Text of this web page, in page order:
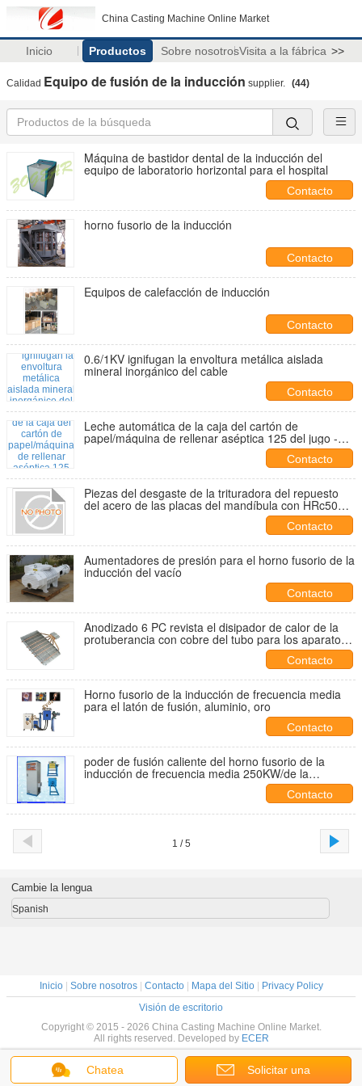
China Casting Machine Online Market
Inicio Productos Sobre nosotrosVisita a la fábrica >>
Calidad Equipo de fusión de la inducción supplier. (44)
Máquina de bastidor dental de la inducción del
equipo de laboratorio horizontal para el hospital
Contacto
horno fusorio de la inducción
Contacto
Equipos de calefacción de inducción
Contacto
0.6/1KV ignifugan la envoltura metálica aislada
mineral inorgánico del cable
Contacto
Leche automática de la caja del cartón de
papel/máquina de rellenar aséptica 125 del jugo -
Contacto
Piezas del desgaste de la trituradora del repuesto
del acero de las placas del mandíbula con HRc50
para las trituradoras de mandíbula DF011
Contacto
Aumentadores de presión para el horno fusorio de la
inducción del vacío
Contacto
Anodizado 6 PC revista el disipador de calor de la
protuberancia con cobre del tubo para los aparatos
Contacto
Horno fusorio de la inducción de frecuencia media
para el latón de fusión, aluminio, oro
Contacto
poder de fusión caliente del horno fusorio de la
inducción de frecuencia media 250KW/de la
Contacto
1 / 5
Chatea Solicitar una
Cambie la lengua
Spanish
Inicio| Sobre nosotros| Contacto| Mapa del Sitio|
Privacy Policy
Visión de escritorio
Copyright © 2015 - 2026 China Casting Machine Online Market.
All rights reserved. Developed by ECER